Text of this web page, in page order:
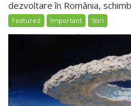
dezvoltare în România,
Featured Important Stiri